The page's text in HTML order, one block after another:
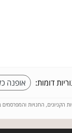
דומות: אופנה
הקניונים, החנויות